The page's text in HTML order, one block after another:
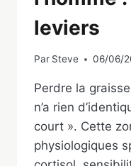
leviers
Par Steve 06/06/
Perdre la
n’a rien
court ». Cette
physiologiques